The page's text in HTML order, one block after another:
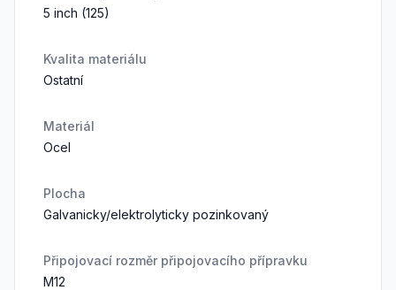
5 inch (125)
Kvalita materiálu
Ostatní
Materiál
Ocel
Plocha
Galvanicky/elektrolyticky pozinkovaný
Připojovací rozměr připojovacího přípravku
M12